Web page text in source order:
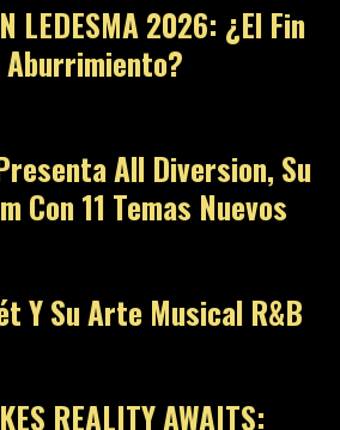
LEDESMA 2026: ¿El Fin
Aburrimiento?
All Diversion, Su
Con 11 Temas Nuevos
Y Su Arte Musical R&B
REALITY AWAITS: